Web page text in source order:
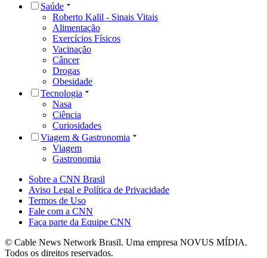
Saúde
Roberto Kalil - Sinais Vitais
Alimentação
Exercícios Físicos
Vacinação
Câncer
Drogas
Obesidade
Tecnologia
Nasa
Ciência
Curiosidades
Viagem & Gastronomia
Viagem
Gastronomia
Sobre a CNN Brasil
Aviso Legal e Política de Privacidade
Termos de Uso
Fale com a CNN
Faça parte da Equipe CNN
© Cable News Network Brasil. Uma empresa NOVUS MÍDIA.
Todos os direitos reservados.